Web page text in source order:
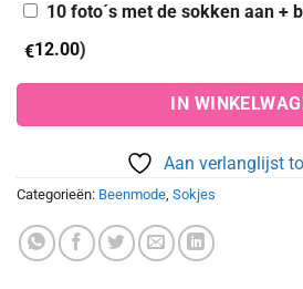
10 foto´s met de sokken aan +
€12.00)
IN
Aan verlanglijst
Categorieën: Beenmode Sokjes